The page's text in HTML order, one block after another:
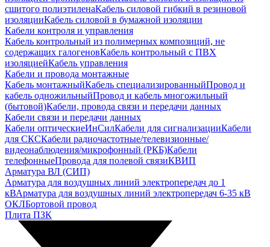
сшитого полиэтиленаКабель силовой гибкий в резиновой
изоляцииКабель силовой в бумажной изоляции
Кабели контроля и управления
Кабель контрольный из полимерных композиций, не
содержащих галогеновКабель контрольный с ПВХ
изоляциейКабель управления
Кабели и провода монтажные
Кабель монтажныйКабель специализированныйПровод и
кабель одножильныйПровод и кабель многожильный
(бытовой)Кабели, провода связи и передачи данных
Кабели связи и передачи данных
Кабели оптическиеИнСилКабели для сигнализацииКабели
для СКСКабели радиочастотные/телевизионные/
видеонаблюдения/микрофонный (РКБ)Кабели
телефонныеПровода для полевой связиКВИП
Арматура ВЛ (СИП)
Арматура для воздушных линий электропередач до 1
кВАрматура для воздушных линий электропередач 6-35 кВ
ОКЛБортовой провод
Плита ПЗК